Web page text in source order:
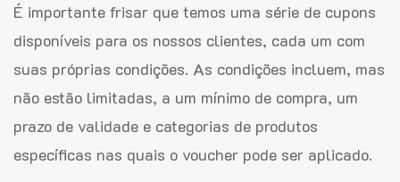
É importante frisar que temos uma série de cupons
disponíveis para os nossos clientes, cada um com
suas próprias condições. As condições incluem, mas
não estão limitadas, a um mínimo de compra, um
prazo de validade e categorias de produtos
específicas nas quais o voucher pode ser aplicado.